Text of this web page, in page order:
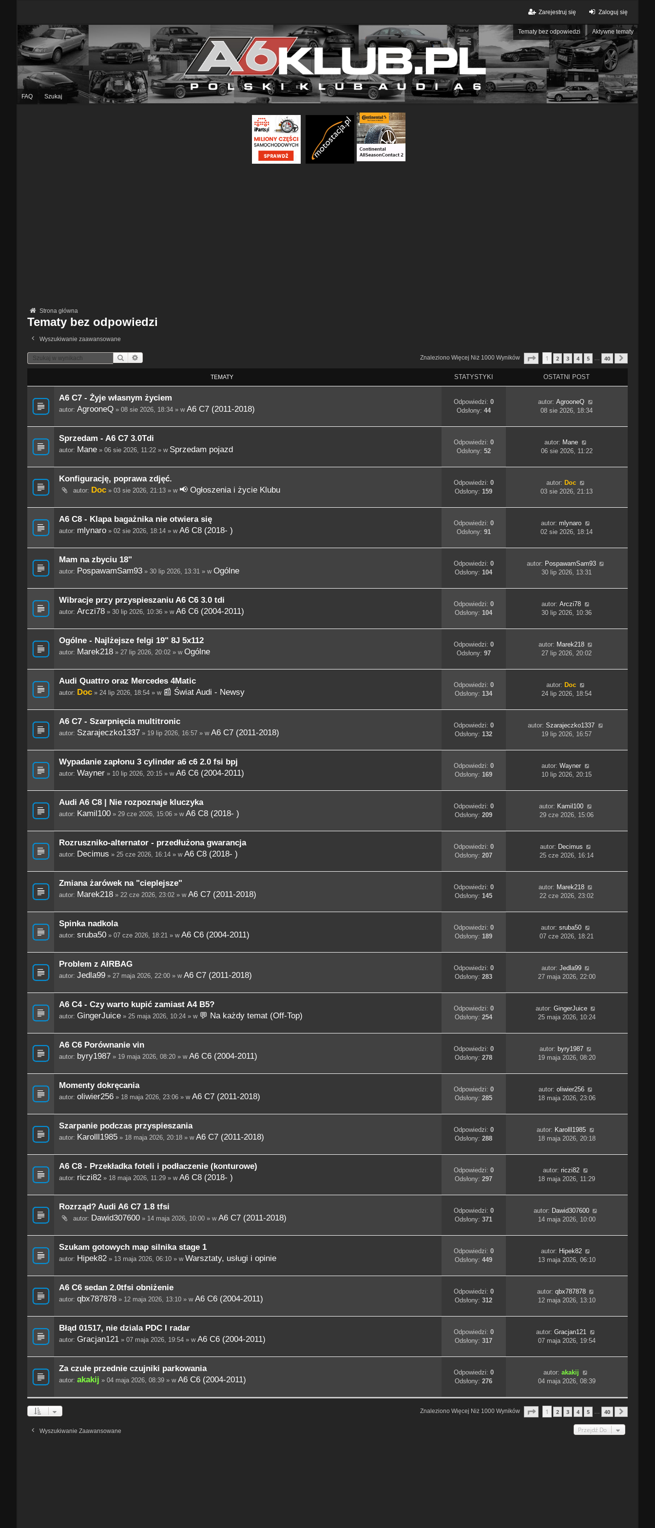
Zaloguj się
Zarejestruj się
Tematy bez odpowiedzi Aktywne tematy
FAQ Szukaj
Strona główna
Tematy bez odpowiedzi
Wyszukiwanie zaawansowane
Szukaj Znaleziono Więcej Niż 1000 Wyników Strona 1Z 40
1 2 3 4 5 … 40
TEMATY STATYSTYKI OSTATNI POST
A6 C7 - Żyje własnym życiem
autor: AgrooneQ» 08 sie 2026, 18:34 » w A6 C7 (2011-2018)
Odpowiedzi: 0
Odsłony: 44
autor:AgrooneQ
08 sie 2026, 18:34
Sprzedam - A6 C7 3.0Tdi
autor: Mane» 06 sie 2026, 11:22 » w Sprzedam pojazd
Odpowiedzi: 0
Odsłony: 52
autor: Mane
06 sie 2026, 11:22
Konfigurację, poprawa zdjęć.
autor: Doc» 03 sie 2026, 21:13 » w 📢 Ogłoszenia i życie Klubu
Odpowiedzi: 0
Odsłony:159
autor: Doc
03 sie 2026, 21:13
A6 C8 - Klapa bagażnika nie otwiera się
autor: mlynaro» 02 sie 2026, 18:14 » w A6 C8 (2018- )
Odpowiedzi: 0
Odsłony: 91
autor: mlynaro
02 sie 2026, 18:14
Mam na zbyciu 18"
autor: PospawamSam93» 30 lip 2026, 13:31 » w Ogólne
Odpowiedzi: 0
Odsłony:104
autor: PospawamSam93
30 lip 2026, 13:31
Wibracje przy przyspieszaniu A6 C6 3.0 tdi
autor: Arczi78» 30 lip 2026, 10:36 » w A6 C6 (2004-2011)
Odpowiedzi: 0
Odsłony:104
autor:Arczi78
30 lip 2026, 10:36
Ogólne - Najlżejsze felgi 19" 8J 5x112
autor: Marek218» 27 lip 2026, 20:02 » w Ogólne
Odpowiedzi: 0
Odsłony: 97
autor: Marek218
27 lip 2026, 20:02
Audi Quattro oraz Mercedes 4Matic
autor: Doc» 24 lip 2026, 18:54 » w 📰 Świat Audi - Newsy
Odpowiedzi: 0
Odsłony:134
autor: Doc
24 lip 2026, 18:54
A6 C7 - Szarpnięcia multitronic
autor: Szarajeczko1337 » 19 lip 2026, 16:57 » w A6 C7 (2011-2018)
Odpowiedzi: 0
Odsłony:132
autor:Szarajeczko1337
19 lip 2026, 16:57
Wypadanie zapłonu 3 cylinder a6 c6 2.0 fsi bpj
autor: Wayner» 10 lip 2026, 20:15 » w A6 C6 (2004-2011)
Odpowiedzi: 0
Odsłony:169
autor:Wayner
10 lip 2026, 20:15
Audi A6 C8 | Nie rozpoznaje kluczyka
autor: Kamil100» 29 cze 2026, 15:06 » w A6 C8 (2018- )
Odpowiedzi: 0
Odsłony:209
autor: Kamil100
29 cze 2026, 15:06
Rozruszniko-alternator - przedłużona gwarancja
autor: Decimus » 25 cze 2026, 16:14 » w A6 C8 (2018- )
Odpowiedzi: 0
Odsłony:207
autor: Decimus
25 cze 2026, 16:14
Zmiana żarówek na "cieplejsze"
autor: Marek218» 22 cze 2026, 23:02 » w A6 C7 (2011-2018)
Odpowiedzi: 0
Odsłony:145
autor: Marek218
22 cze 2026, 23:02
Spinka nadkola
autor: sruba50» 07 cze 2026, 18:21 » w A6 C6 (2004-2011)
Odpowiedzi: 0
Odsłony:189
autor:sruba50
07 cze 2026, 18:21
Problem z AIRBAG
autor: Jedla99» 27 maja 2026, 22:00 » w A6 C7 (2011-2018)
Odpowiedzi: 0
Odsłony:283
autor: Jedla99
27 maja 2026, 22:00
A6 C4 - Czy warto kupić zamiast A4 B5?
autor: GingerJuice» 25 maja 2026, 10:24 » w 💬 Na każdy temat (Off-Top)
Odpowiedzi: 0
Odsłony:254
autor: GingerJuice
25 maja 2026, 10:24
A6 C6 Porównanie vin
autor: byry1987 » 19 maja 2026, 08:20 » w A6 C6 (2004-2011)
Odpowiedzi: 0
Odsłony:278
autor: byry1987
19 maja 2026, 08:20
Momenty dokręcania
autor: oliwier256» 18 maja 2026, 23:06 » w A6 C7 (2011-2018)
Odpowiedzi: 0
Odsłony:285
autor: oliwier256
18 maja 2026, 23:06
Szarpanie podczas przyspieszania
autor: Karolll1985» 18 maja 2026, 20:18 » w A6 C7 (2011-2018)
Odpowiedzi: 0
Odsłony:288
autor: Karolll1985
18 maja 2026, 20:18
A6 C8 - Przekładka foteli i podłaczenie (konturowe)
autor: riczi82» 18 maja 2026, 11:29 » w A6 C8 (2018- )
Odpowiedzi: 0
Odsłony:297
autor:riczi82
18 maja 2026, 11:29
Rozrząd? Audi A6 C7 1.8 tfsi
autor: Dawid307600» 14 maja 2026, 10:00 » w A6 C7 (2011-2018)
Odpowiedzi: 0
Odsłony:371
autor: Dawid307600
14 maja 2026, 10:00
Szukam gotowych map silnika stage 1
autor: Hipek82» 13 maja 2026, 06:10 » w Warsztaty, usługi i opinie
Odpowiedzi: 0
Odsłony:449
autor: Hipek82
13 maja 2026, 06:10
A6 C6 sedan 2.0tfsi obniżenie
autor: qbx787878» 12 maja 2026, 13:10 » w A6 C6 (2004-2011)
Odpowiedzi: 0
Odsłony:312
autor: qbx787878
12 maja 2026, 13:10
Błąd 01517, nie dziala PDC I radar
autor: Gracjan121» 07 maja 2026, 19:54 » w A6 C6 (2004-2011)
Odpowiedzi: 0
Odsłony:317
autor:Gracjan121
07 maja 2026, 19:54
Za czułe przednie czujniki parkowania
autor: akakij » 04 maja 2026, 08:39 » w A6 C6 (2004-2011)
Odpowiedzi: 0
Odsłony:276
autor:akakij
04 maja 2026, 08:39
Znaleziono Więcej Niż 1000 Wyników Strona 1Z 40
1 2 3 4 5 … 40
Wyszukiwanie Zaawansowane Przejdź Do